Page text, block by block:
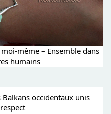
même – Ensemble dans
humains
Balkans occidentaux unis